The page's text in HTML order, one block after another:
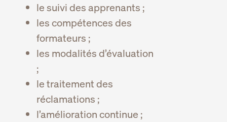
le suivi des apprenants ;
les compétences des
formateurs ;
les modalités d’évaluation
;
le traitement des
réclamations ;
l’amélioration continue ;